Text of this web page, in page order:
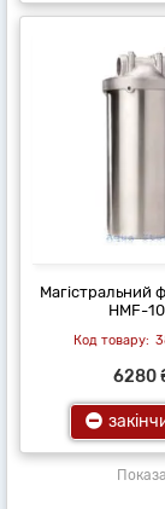
Магістральний
HMF-
6280